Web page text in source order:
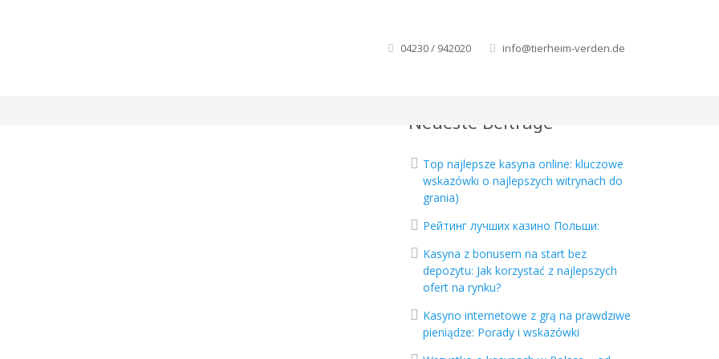
04230 / 942020 info@tierheim-verden.de
Neueste Beiträge
Top najlepsze kasyna online: kluczowe
wskazówki o najlepszych witrynach do
grania)
Рейтинг лучших казино Польши:
Kasyna z bonusem na start bez
depozytu: Jak korzystać z najlepszych
ofert na rynku?
Kasyno internetowe z grą na prawdziwe
pieniądze: Porady i wskazówki